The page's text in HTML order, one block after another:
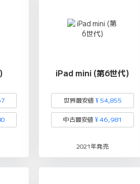
iPad mini (第6世代)
世界最安値 ¥ 54,855
中古最安値 ¥ 46,981
2021年発売